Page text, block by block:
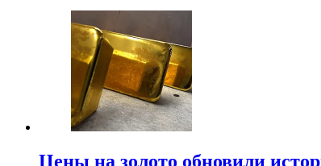
Цены на золото обновили